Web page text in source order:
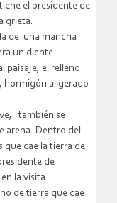
el presidente de
grieta.
de una mancha
un diente
paisaje, el relleno
hormigón aligerado
también se
arena. Dentro del
que cae la tierra de
de
la visita.
de tierra que cae